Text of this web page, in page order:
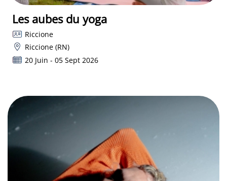
Les aubes du yoga
Riccione
Riccione (RN)
20 Juin - 05 Sept 2026